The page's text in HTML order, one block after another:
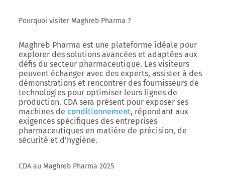
Pourquoi visiter Maghreb Pharma ?
Maghreb Pharma est une plateforme idéale pour
explorer des solutions avancées et adaptées aux
défis du secteur pharmaceutique. Les visiteurs
peuvent échanger avec des experts, assister à des
démonstrations et rencontrer des fournisseurs de
technologies pour optimiser leurs lignes de
production. CDA sera présent pour exposer ses
machines de conditionnement, répondant aux
exigences spécifiques des entreprises
pharmaceutiques en matière de précision, de
sécurité et d’hygiène.
CDA au Maghreb Pharma 2025